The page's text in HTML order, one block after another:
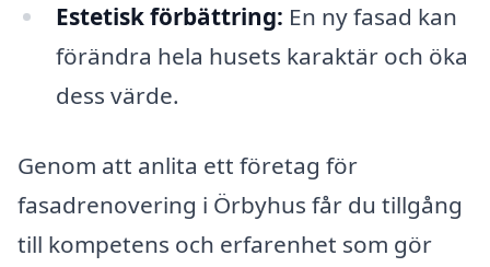
Estetisk förbättring: En ny fasad kan
förändra hela husets karaktär och öka
dess värde.
Genom att anlita ett företag för
fasadrenovering i Örbyhus får du tillgång
till kompetens och erfarenhet som gör